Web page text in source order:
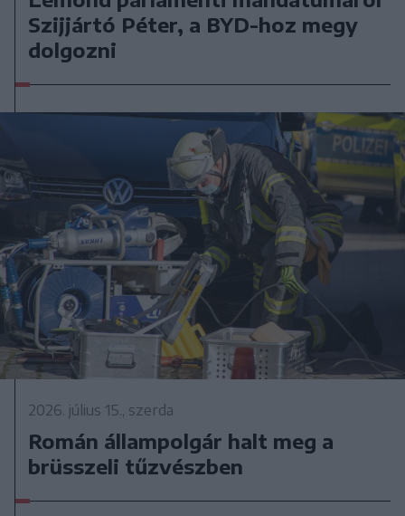
Szijjártó Péter, a BYD-hoz megy
dolgozni
2026. július 15., szerda
Román állampolgár halt meg a
brüsszeli tűzvészben